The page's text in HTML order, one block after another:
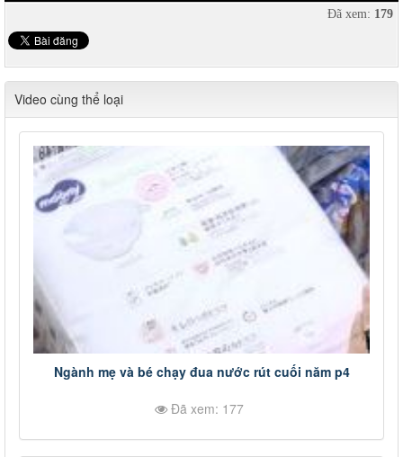
Đã xem: 179
Video cùng thể loại
Ngành mẹ và bé chạy đua nước rút cuối năm p4
Đã xem: 177